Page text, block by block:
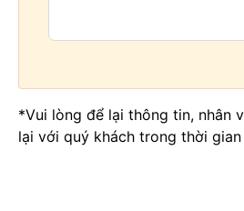
*Vui lòng để lại thông tin, nhân
lại với quý khách trong thời